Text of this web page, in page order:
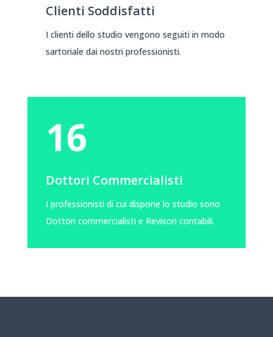
Clienti Soddisfatti
I clienti dello studio vengono seguiti in modo
sartoriale dai nostri professionisti.
16
Dottori Commercialisti
I professionisti di cui dispone lo studio sono
Dottori commercialisti e Revisori contabili.